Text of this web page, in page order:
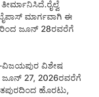
ಮಾರ್ಗವಾಗಿ ಈ
ಜೂನ್ 28ರವರೆಗೆ
ವಿಶೇಷ
ಜೂನ್ 27, 2026ರವರೆಗೆ
ಹೊರಟು,